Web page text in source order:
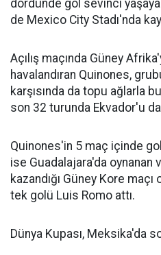
dördünde gol sevinci
de Mexico City Stadı'nda
Açılış maçında Güney
havalandıran Quinones,
karşısında da topu ağlarla
son 32 turunda Ekvador'u
Quinones'in 5 maç içinde
ise Guadalajara'da oynanan
kazandığı Güney Kore maçı
tek golü Luis Romo attı.
Dünya Kupası, Meksika'da